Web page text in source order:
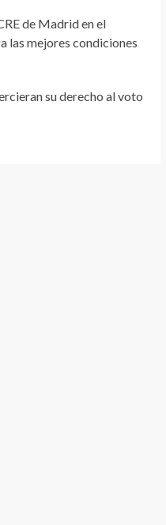
de Madrid en el
las mejores condiciones
su derecho al voto